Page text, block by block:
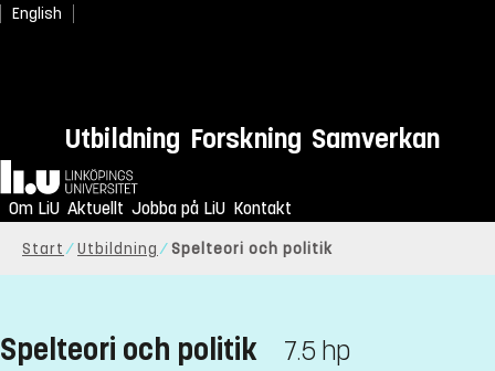
English
Utbildning Forskning Samverkan
Hem
Om LiU Aktuellt Jobba på LiU Kontakt
Start Utbildning Spelteori och politik
Spelteori och politik 7.5 hp